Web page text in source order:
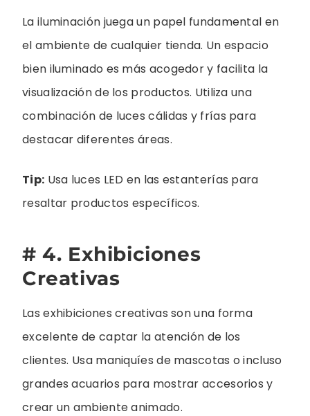
La iluminación juega un papel fundamental en
el ambiente de cualquier tienda. Un espacio
bien iluminado es más acogedor y facilita la
visualización de los productos. Utiliza una
combinación de luces cálidas y frías para
destacar diferentes áreas.
Tip: Usa luces LED en las estanterías para
resaltar productos específicos.
# 4. Exhibiciones
Creativas
Las exhibiciones creativas son una forma
excelente de captar la atención de los
clientes. Usa maniquíes de mascotas o incluso
grandes acuarios para mostrar accesorios y
crear un ambiente animado.